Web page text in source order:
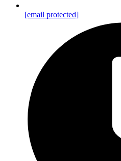
[email protected]